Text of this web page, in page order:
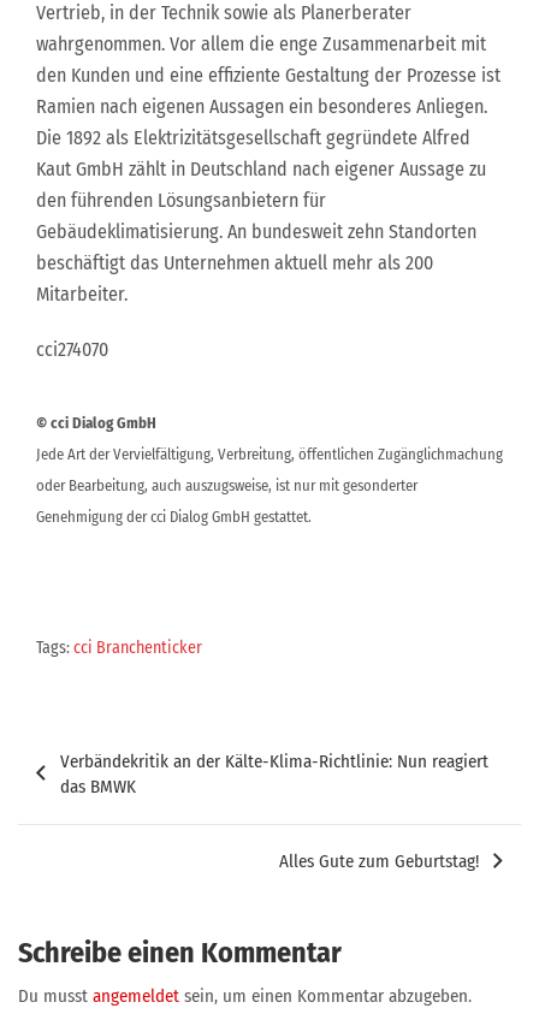
Vertrieb, in der Technik sowie als Planerberater
wahrgenommen. Vor allem die enge Zusammenarbeit mit
den Kunden und eine effiziente Gestaltung der Prozesse ist
Ramien nach eigenen Aussagen ein besonderes Anliegen.
Die 1892 als Elektrizitätsgesellschaft gegründete Alfred
Kaut GmbH zählt in Deutschland nach eigener Aussage zu
den führenden Lösungsanbietern für
Gebäudeklimatisierung. An bundesweit zehn Standorten
beschäftigt das Unternehmen aktuell mehr als 200
Mitarbeiter.
cci274070
© cci Dialog GmbH
Jede Art der Vervielfältigung, Verbreitung, öffentlichen Zugänglichmachung
oder Bearbeitung, auch auszugsweise, ist nur mit gesonderter
Genehmigung der cci Dialog GmbH gestattet.
Tags:cci Branchenticker
Beitragsnavigation
Verbändekritik an der Kälte-Klima-Richtlinie: Nun reagiert
das BMWK
Alles Gute zum Geburtstag!
Schreibe einen Kommentar
Du musst angemeldet sein, um einen Kommentar abzugeben.